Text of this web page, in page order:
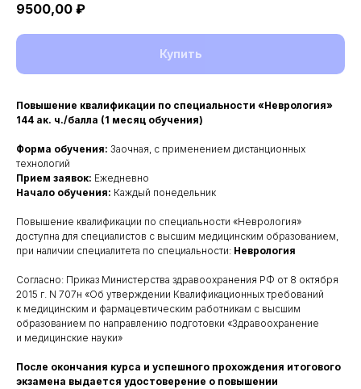
9500,00 ₽
Купить
Повышение квалификации по специальности «Неврология»
144 ак. ч./балла (1 месяц обучения)
Форма обучения: Заочная, с применением дистанционных
технологий
Прием заявок: Ежедневно
Начало обучения: Каждый понедельник
Повышение квалификации по специальности «Неврология»
доступна для специалистов с высшим медицинским образованием,
при наличии специалитета по специальности: Неврология
Согласно: Приказ Министерства здравоохранения РФ от 8 октября
2015 г. N 707н «Об утверждении Квалификационных требований
к медицинским и фармацевтическим работникам с высшим
образованием по направлению подготовки «Здравоохранение
и медицинские науки»
После окончания курса и успешного прохождения итогового
экзамена выдается удостоверение о повышении